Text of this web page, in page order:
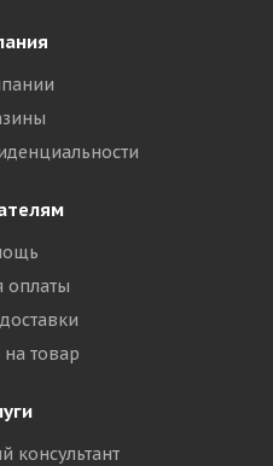
оплаты
на товар
консультант